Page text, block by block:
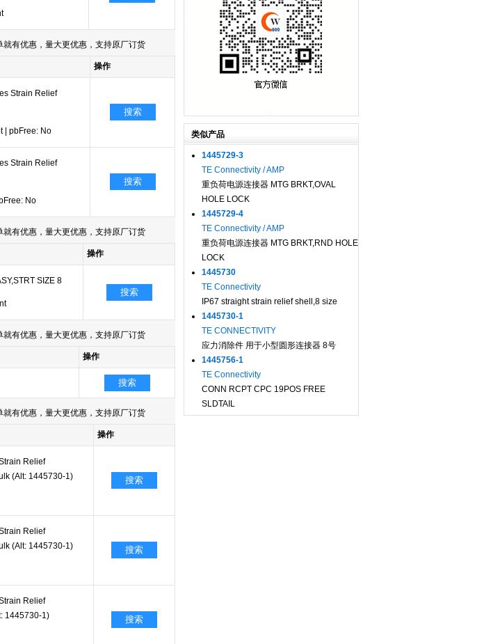
有优惠，量大更优惠，支持原厂订货
操作
Strain Relief
pbFree: No
搜索
Strain Relief
No
搜索
有优惠，量大更优惠，支持原厂订货
操作
SIZE 8
搜索
有优惠，量大更优惠，支持原厂订货
操作
搜索
有优惠，量大更优惠，支持原厂订货
操作
Relief
(Alt: 1445730-1)
搜索
Relief
(Alt: 1445730-1)
搜索
Relief
1445730-1)
搜索
类似产品
1445729-3
TE Connectivity / AMP
重负荷电源连接器 MTG BRKT,OVAL
HOLE LOCK
1445729-4
TE Connectivity / AMP
重负荷电源连接器 MTG BRKT,RND HOLE
LOCK
1445730
TE Connectivity
IP67 straight strain relief shell,8 size
1445730-1
TE CONNECTIVITY
应力消除件 用于小型圆形连接器 8号
1445756-1
TE Connectivity
CONN RCPT CPC 19POS FREE
SLDTAIL